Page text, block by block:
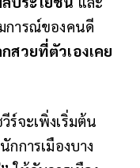
การณ์ของคนดี
กสวยที่ตัวเองเคย
ร์จะเพิ่งเริ่มต้น
กการเมืองบาง